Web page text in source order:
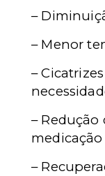
–
– Menor
–
– Redução
–